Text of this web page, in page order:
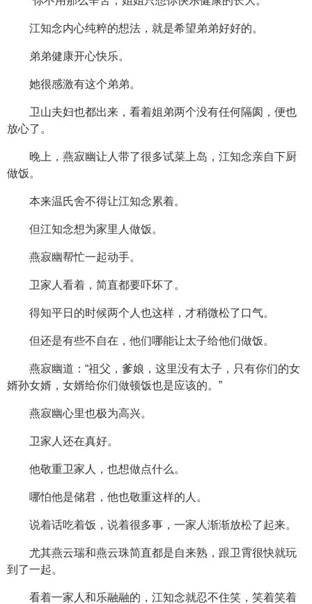
江知念内心纯粹的想法，就是希望弟弟好好的。
弟弟健康开心快乐。
她很感激有这个弟弟。
卫山夫妇也都出来，看着姐弟两个没有任何隔阂，便也
放心了。
晚上，燕寂幽让人带了很多试菜上岛，江知念亲自下厨
做饭。
本来温氏舍不得让江知念累着。
但江知念想为家里人做饭。
燕寂幽帮忙一起动手。
卫家人看着，简直都要吓坏了。
得知平日的时候两个人也这样，才稍微松了口气。
但还是有些不自在，他们哪能让太子给他们做饭。
燕寂幽道：“祖父，爹娘，这里没有太子，只有你们的女
婿孙女婿，女婿给你们做顿饭也是应该的。”
燕寂幽心里也极为高兴。
卫家人还在真好。
他敬重卫家人，也想做点什么。
哪怕他是储君，他也敬重这样的人。
说着话吃着饭，说着很多事，一家人渐渐放松了起来。
尤其燕云瑞和燕云珠简直都是自来熟，跟卫霄很快就玩
到了一起。
看着一家人和乐融融的，江知念就忍不住笑，笑着笑着